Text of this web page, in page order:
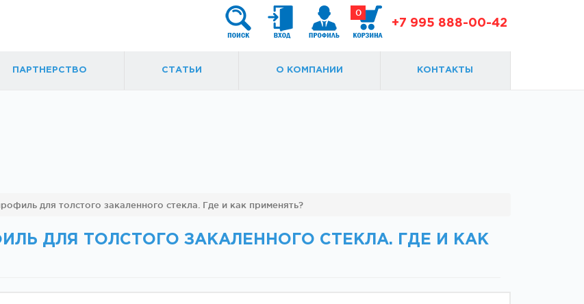
+7 995 888-00-42
0
маятниковых
ПАРТНЕРСТВО СТАТЬИ О КОМПАНИИ КОНТАКТЫ
для толстого закаленного стекла. Где и как применять?
ДЛЯ ТОЛСТОГО ЗАКАЛЕННОГО СТЕКЛА. ГДЕ И КАК